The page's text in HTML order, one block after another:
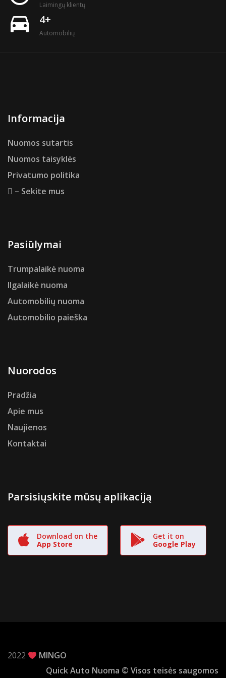
Laimingų klientų
directions_car 4+
Automobilių
Informacija
Nuomos sutartis
Nuomos taisyklės
Privatumo politika
– Sekite mus
Pasiūlymai
Trumpalaikė nuoma
Ilgalaikė nuoma
Automobilių nuoma
Automobilio paieška
Nuorodos
Pradžia
Apie mus
Naujienos
Kontaktai
Parsisiųskite mūsų aplikaciją
Download on the
App Store
Get it on
Google Play
2022
MINGO
Quick Auto Nuoma © Visos teisės saugomos